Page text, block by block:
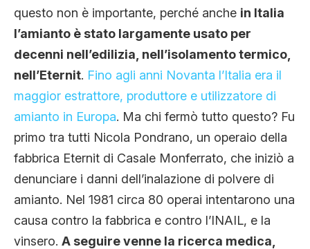
questo non è importante, perché anche in Italia
l’amianto è stato largamente usato per
decenni nell’edilizia, nell’isolamento termico,
nell’Eternit. Fino agli anni Novanta l’Italia era il
maggior estrattore, produttore e utilizzatore di
amianto in Europa. Ma chi fermò tutto questo? Fu
primo tra tutti Nicola Pondrano, un operaio della
fabbrica Eternit di Casale Monferrato, che iniziò a
denunciare i danni dell’inalazione di polvere di
amianto. Nel 1981 circa 80 operai intentarono una
causa contro la fabbrica e contro l’INAIL, e la
vinsero. A seguire venne la ricerca medica,